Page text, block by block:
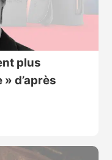
plus
d’après